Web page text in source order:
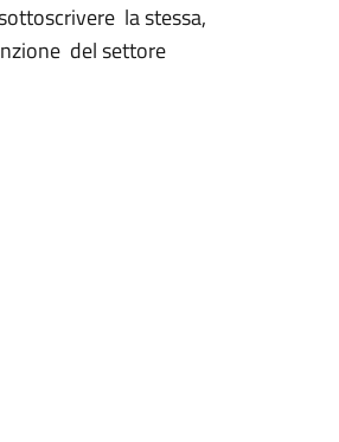
la stessa,
del settore